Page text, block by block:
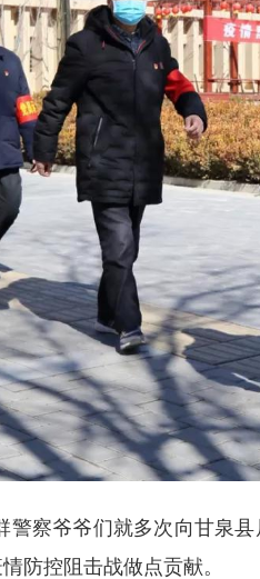
爷爷们就多次向甘泉县
防控阻击战做点贡献。